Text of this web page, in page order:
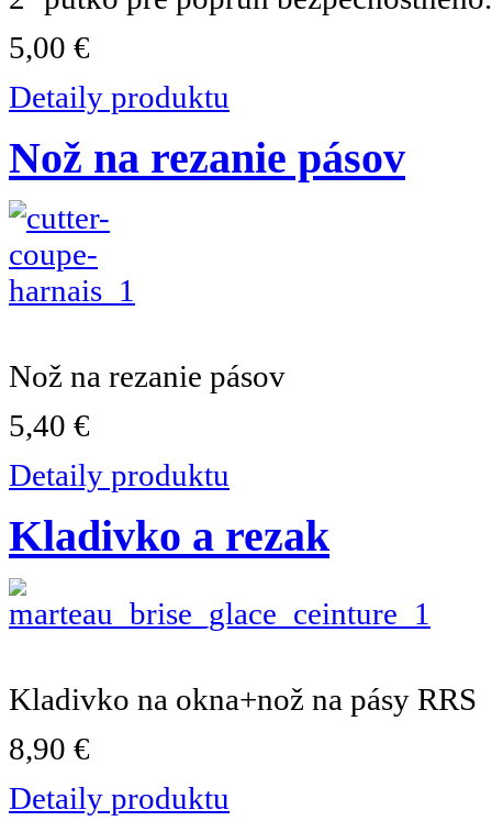
5,00 €
Detaily produktu
Nož na rezanie pásov
Nož na rezanie pásov
5,40 €
Detaily produktu
Kladivko a rezak
Kladivko na okna+nož na pásy RRS
8,90 €
Detaily produktu